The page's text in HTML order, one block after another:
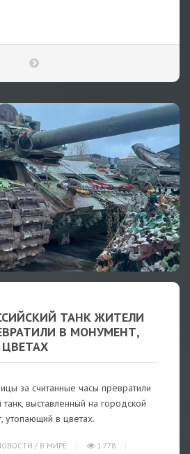
ТАНК ЖИТЕЛИ
В МОНУМЕНТ,
за считанные часы превратили
выставленный на городской
утопающий в цветах.
/ В МИРЕ 1 778